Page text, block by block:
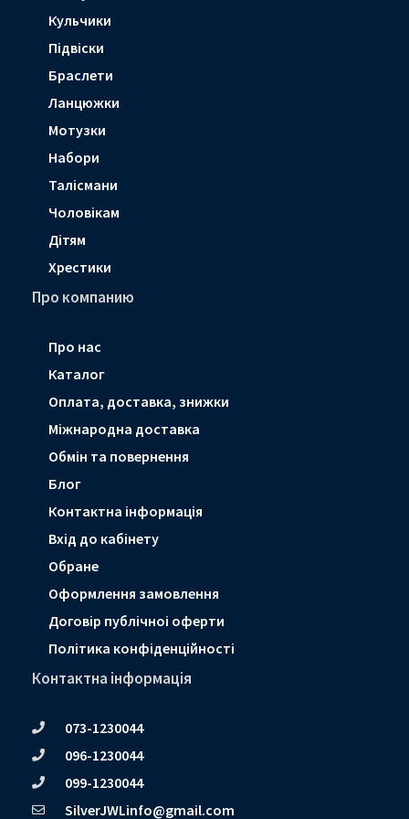
Кульчики
Підвіски
Браслети
Ланцюжки
Мотузки
Набори
Талісмани
Чоловікам
Дітям
Хрестики
Про компанию
Про нас
Каталог
Оплата, доставка, знижки
Мiжнародна доставка
Обмін та повернення
Блог
Контактна інформація
Вхід до кабінету
Обране
Оформлення замовлення
Договір публічноі оферти
Політика конфіденційності
Контактна інформація
073-1230044
096-1230044
099-1230044
SilverJWLinfo@gmail.com